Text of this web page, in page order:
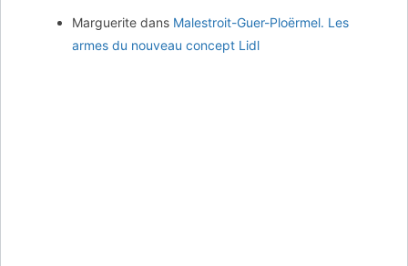
Marguerite dans Malestroit-Guer-Ploërmel. Les
armes du nouveau concept Lidl